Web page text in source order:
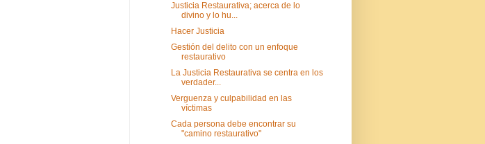
Justicia Restaurativa; acerca de lo
divino y lo hu...
Hacer Justicia
Gestión del delito con un enfoque
restaurativo
La Justicia Restaurativa se centra en los
verdader...
Verguenza y culpabilidad en las
víctimas
Cada persona debe encontrar su
"camino restaurativo"